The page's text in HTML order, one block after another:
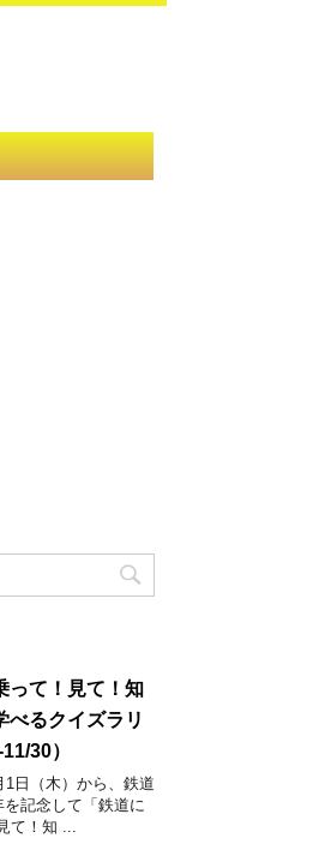
って！見て！知
べるクイズラリ
30）
1日（木）から、鉄道
を記念して「鉄道に
て！知 ...